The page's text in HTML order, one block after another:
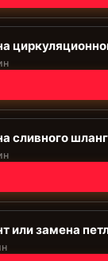
сливного
или замена